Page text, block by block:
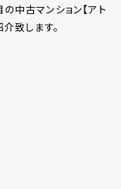
中古マンション【アト
致します。